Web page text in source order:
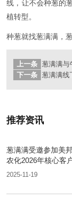
线，让不会种葱的
植转型。
种葱就找葱满满，
上一条
下一条 葱满满线
推荐资讯
葱满满受邀参加美
农化2026年核心客
2025-11-19